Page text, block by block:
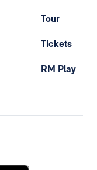
Tour
Tickets
RM Play